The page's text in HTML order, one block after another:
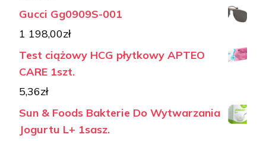
Gucci Gg0909S-001
1 198,00zł
Test ciążowy HCG płytkowy APTEO
CARE 1szt.
5,36zł
Sun & Foods Bakterie Do Wytwarzania
Jogurtu L+ 1sasz.